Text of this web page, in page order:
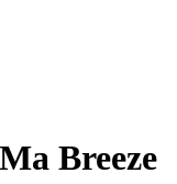
Breeze